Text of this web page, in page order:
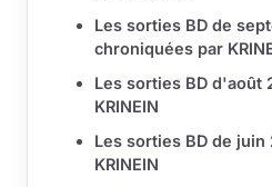
Les sorties BD de
chroniquées par
Les sorties BD d'août
KRINEIN
Les sorties BD de
KRINEIN